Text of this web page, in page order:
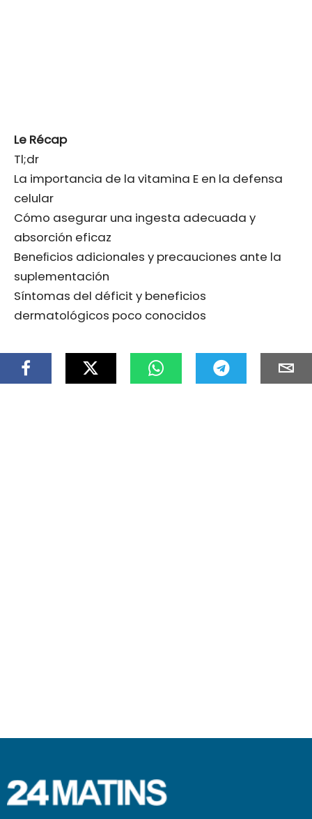
Le Récap
Tl;dr
La importancia de la vitamina E en la defensa
celular
Cómo asegurar una ingesta adecuada y
absorción eficaz
Beneﬁcios adicionales y precauciones ante la
suplementación
Síntomas del déficit y beneficios
dermatológicos poco conocidos